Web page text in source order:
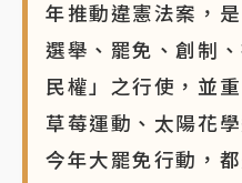
年推動違憲法案，
選舉、罷免、創制
民權」之行使，並
草莓運動、太陽花
今年大罷免行動，